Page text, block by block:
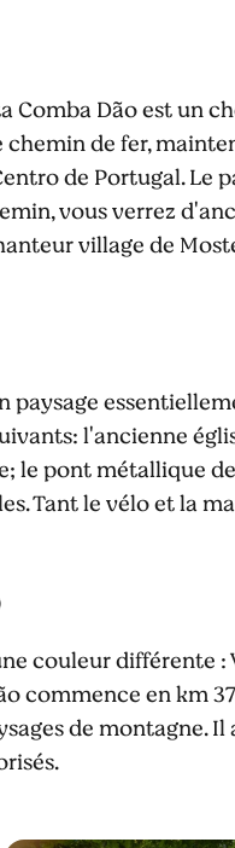
Comba Dão est un
de fer,
de Portugal. Le
vous verrez
village de
paysage
l'ancienne
le pont métallique
Tant le vélo et la
couleur différente :
commence en km
de montagne.